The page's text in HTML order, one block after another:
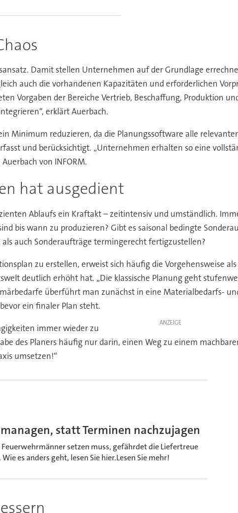
Damit stellen Unternehmen auf der Grundlage
auch die vorhandenen Kapazitäten und erforderlichen
Vorgaben der Bereiche Vertrieb, Beschaffung, Produktion
erklärt Auerbach.
Minimum reduzieren, da die Planungssoftware alle
und berücksichtigt. „Unternehmen erhalten so eine
von INFORM.
hat ausgedient
Ablaufs ein Kraftakt – zeitintensiv und umständlich.
bis wann zu produzieren? Gibt es saisonal bedingte
auch Sonderaufträge termingerecht fertigzustellen?
zu erstellen, erweist sich häufig die Vorgehensweise
deutlich erhöht hat. „Die klassische Planung geht
überführt man zunächst in eine Materialbedarfs-
ein finaler Plan steht.
ANZEIGE
immer wieder zu
des Planers häufig nur darin, einen Weg zu einem
umsetzen!“
statt Terminen nachzujagen
setzen muss, gefährdet die Liefertreue
es anders geht, lesen Sie hier.Lesen Sie mehr!